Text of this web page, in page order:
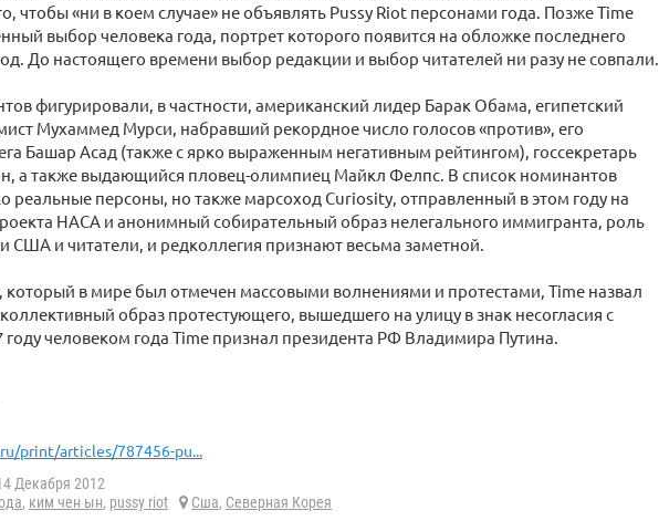
чтобы «ни в коем случае» не объявлять Pussy Riot персонами года. Позже Time
выбор человека года, портрет которого появится на обложке последнего
До настоящего времени выбор редакции и выбор читателей ни разу не совпали.
фигурировали, в частности, американский лидер Барак Обама, египетский
Мухаммед Мурси, набравший рекордное число голосов «против», его
Башар Асад (также с ярко выраженным негативным рейтингом), госсекретарь
а также выдающийся пловец-олимпиец Майкл Фелпс. В список номинантов
реальные персоны, но также марсоход Curiosity, отправленный в этом году на
НАСА и анонимный собирательный образ нелегального иммигранта, роль
США и читатели, и редколлегия признают весьма заметной.
в мире был отмечен массовыми волнениями и протестами, Time назвал
образ протестующего, вышедшего на улицу в знак несогласия с
году человеком года Time признал президента РФ Владимира Путина.
print/articles/787456-pu...
Декабря 2012
, ким чен ын, pussy riot Сша, Северная Корея